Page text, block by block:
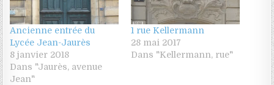
Ancienne entrée du
Lycée Jean-Jaurès
8 janvier 2018
Dans "Jaurès, avenue
Jean"
1 rue Kellermann
28 mai 2017
Dans "Kellermann, rue"